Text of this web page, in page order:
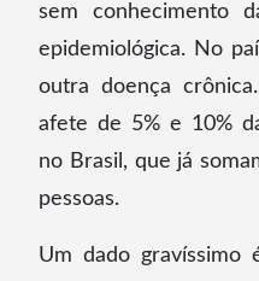
sem conhecimento
epidemiológica. No
outra doença
afete de 5% e 10%
no Brasil, que já
pessoas.
Um dado gravíssimo